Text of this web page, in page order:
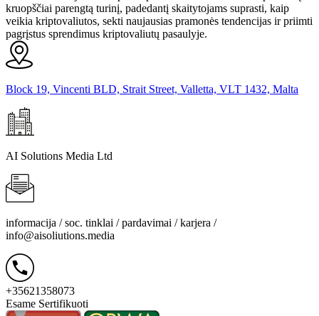
kruopščiai parengtą turinį, padedantį skaitytojams suprasti, kaip
veikia kriptovaliutos, sekti naujausias pramonės tendencijas ir priimti
pagrįstus sprendimus kriptovaliutų pasaulyje.
Block 19, Vincenti BLD, Strait Street, Valletta, VLT 1432, Malta
AI Solutions Media Ltd
informacija / soc. tinklai / pardavimai / karjera /
info@aisoliutions.media
+35621358073
Esame Sertifikuoti